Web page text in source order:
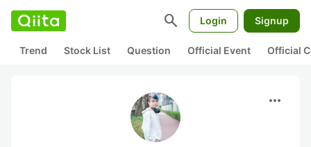
search Login Signup
Trend Stock List Question Official Event Official
more_horiz